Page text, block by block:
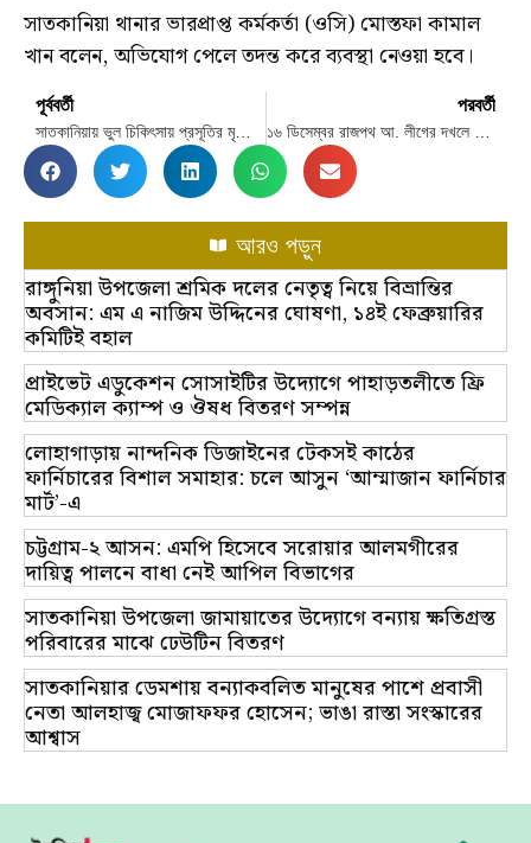
সাতকানিয়া থানার ভারপ্রাপ্ত কর্মকর্তা (ওসি) মোস্তফা কামাল
খান বলেন, অভিযোগ পেলে তদন্ত করে ব্যবস্থা নেওয়া হবে।
পূর্ববর্তী
সাতকানিয়ায় ভুল চিকিৎসায় প্রসূতির মৃত্যুর অভিযোগ
পরবর্তী
১৬ ডিসেম্বর রাজপথ আ. লীগের দখলে রাখার নির্দেশ দেননি সোহেল তাজ
আরও পড়ুন
রাঙ্গুনিয়া উপজেলা শ্রমিক দলের নেতৃত্ব নিয়ে বিভ্রান্তির
অবসান: এম এ নাজিম উদ্দিনের ঘোষণা, ১৪ই ফেব্রুয়ারির
কমিটিই বহাল
প্রাইভেট এডুকেশন সোসাইটির উদ্যোগে পাহাড়তলীতে ফ্রি
মেডিক্যাল ক্যাম্প ও ঔষধ বিতরণ সম্পন্ন
লোহাগাড়ায় নান্দনিক ডিজাইনের টেকসই কাঠের
ফার্নিচারের বিশাল সমাহার: চলে আসুন ‘আম্মাজান ফার্নিচার
মার্ট’-এ
চট্টগ্রাম-২ আসন: এমপি হিসেবে সরোয়ার আলমগীরের
দায়িত্ব পালনে বাধা নেই আপিল বিভাগের
সাতকানিয়া উপজেলা জামায়াতের উদ্যোগে বন্যায় ক্ষতিগ্রস্ত
পরিবারের মাঝে ঢেউটিন বিতরণ
সাতকানিয়ার ডেমশায় বন্যাকবলিত মানুষের পাশে প্রবাসী
নেতা আলহাজ্ব মোজাফফর হোসেন; ভাঙা রাস্তা সংস্কারের
আশ্বাস